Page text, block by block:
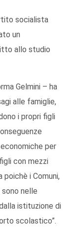
socialista
un
allo studio
Gelmini – ha
alle famiglie,
i propri figli
per
con mezzi
poichè i Comuni,
nelle
istituzione di
scolastico”.